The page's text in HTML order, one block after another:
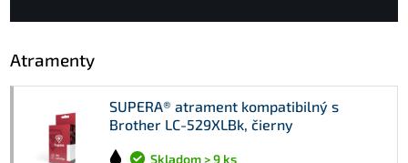
Atramenty
SUPERA® atrament kompatibilný s
Brother LC-529XLBk, čierny
Skladom > 9 ks